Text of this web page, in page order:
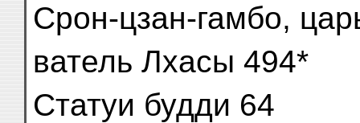
Срон-цзан-гамбо,
ватель Лхасы 494*
Статуи будди 64